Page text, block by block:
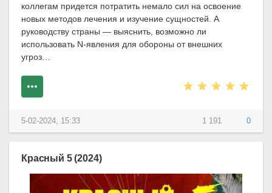
коллегам придется потратить немало сил на освоение
новых методов лечения и изучение сущностей. А
руководству страны — выяснить, возможно ли
использовать N-явления для обороны от внешних
угроз…
1 191 0
5-02-2024, 15:33
Красный 5 (2024)